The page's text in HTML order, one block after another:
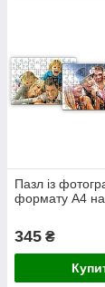
Пазл із
формату А4 на
345 ₴